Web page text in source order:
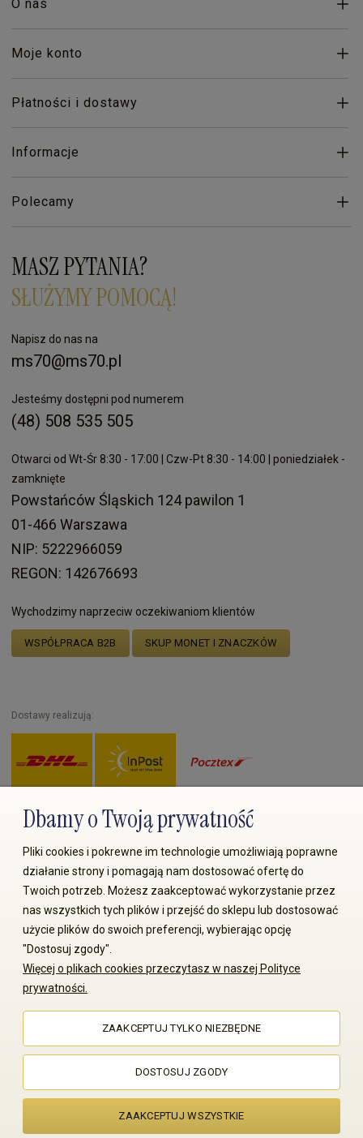
O nas
Moje konto
Płatności i dostawy
Informacje
Polecamy
MASZ PYTANIA?
SŁUŻYMY POMOCĄ!
Napisz do nas na
ms70@ms70.pl
Jesteśmy dostępni pod numerem
(48) 508 535 505
Otwarci od Wt-Śr 8:30 - 17:00 | Czw-Pt 8:30 - 14:00 | poniedziałek -
zamknięte
Powstańców Śląskich 124 pawilon 1
01-466 Warszawa
NIP: 5222966059
REGON: 142676693
Wychodzimy naprzeciw oczekiwaniom klientów
WSPÓŁPRACA B2B SKUP MONET I ZNACZKÓW
Dostawy realizują:
Zapłać przez:
© 2008-2026 MS70.pl / Ms70 Sp. z o.o. Wszelkie prawa
zastrzeżone. Kopiowanie treści i zdjęć bez zgody właściciela
Sklep internetowy Shoper Premium
Dbamy o Twoją prywatność
Pliki cookies i pokrewne im technologie umożliwiają poprawne
działanie strony i pomagają nam dostosować ofertę do
Twoich potrzeb. Możesz zaakceptować wykorzystanie przez
nas wszystkich tych plików i przejść do sklepu lub dostosować
użycie plików do swoich preferencji, wybierając opcję
"Dostosuj zgody".
Więcej o plikach cookies przeczytasz w naszej Polityce
prywatności.
ZAAKCEPTUJ TYLKO NIEZBĘDNE
DOSTOSUJ ZGODY
ZAAKCEPTUJ WSZYSTKIE